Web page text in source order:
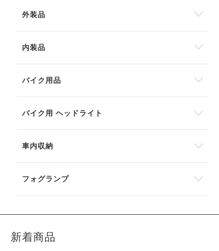
外装品
内装品
バイク用品
バイク用 ヘッドライト
車内収納
フォグランプ
新着商品